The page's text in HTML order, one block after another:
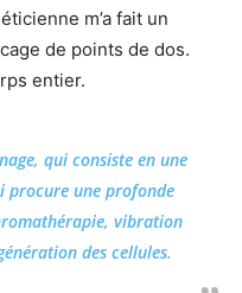
m’a fait un
de points de dos.
entier.
qui consiste en une
procure une profonde
vibration
des cellules.